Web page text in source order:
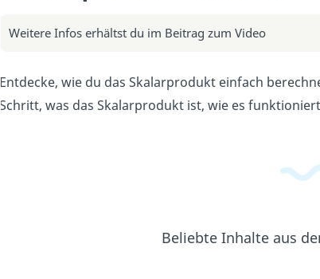
Weitere Infos erhältst du im Beitrag zum Video
Entdecke, wie du das Skalarprodukt einfach
Schritt, was das Skalarprodukt ist, wie es
Beliebte Inhalte aus